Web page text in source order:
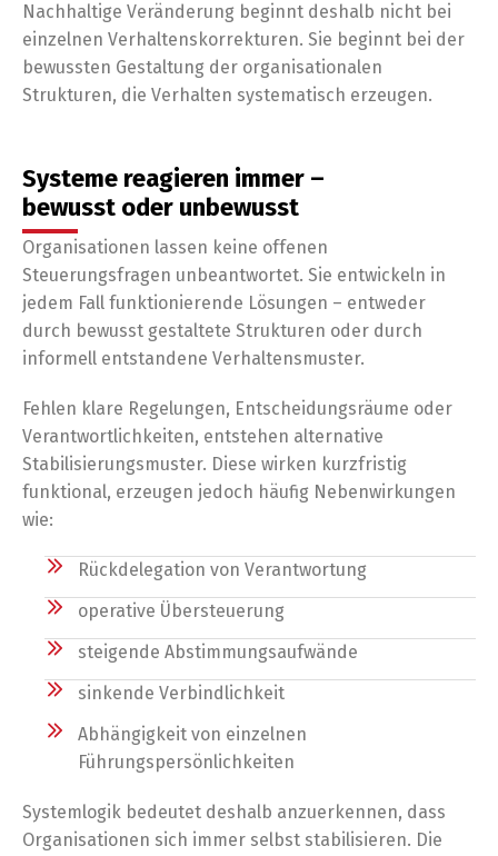
Nachhaltige Veränderung beginnt deshalb nicht bei
einzelnen Verhaltenskorrekturen. Sie beginnt bei der
bewussten Gestaltung der organisationalen
Strukturen, die Verhalten systematisch erzeugen.
Systeme reagieren immer –
bewusst oder unbewusst
Organisationen lassen keine offenen
Steuerungsfragen unbeantwortet. Sie entwickeln in
jedem Fall funktionierende Lösungen – entweder
durch bewusst gestaltete Strukturen oder durch
informell entstandene Verhaltensmuster.
Fehlen klare Regelungen, Entscheidungsräume oder
Verantwortlichkeiten, entstehen alternative
Stabilisierungsmuster. Diese wirken kurzfristig
funktional, erzeugen jedoch häufig Nebenwirkungen
wie:
Rückdelegation von Verantwortung
operative Übersteuerung
steigende Abstimmungsaufwände
sinkende Verbindlichkeit
Abhängigkeit von einzelnen
Führungspersönlichkeiten
Systemlogik bedeutet deshalb anzuerkennen, dass
Organisationen sich immer selbst stabilisieren. Die